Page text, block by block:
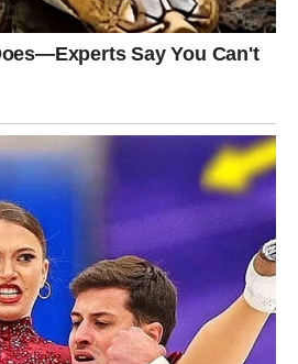
zajedničkih planova i više razloga
DA VAS PROŠLA
ZAUSTAVE
trenutaka kada stvari nisu završile
da ne gledate stalno iza